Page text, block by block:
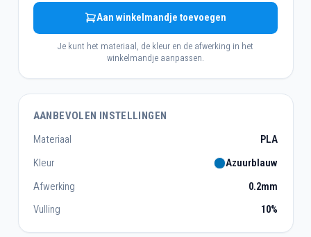
Aan winkelmandje toevoegen
Je kunt het materiaal, de kleur en de afwerking in het
winkelmandje aanpassen.
AANBEVOLEN INSTELLINGEN
Materiaal
PLA
Kleur
Azuurblauw
Afwerking
0.2mm
Vulling
10%